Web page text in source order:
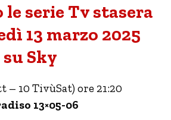
le serie Tv stasera
13 marzo 2025
Sky
– 10 TivùSat) ore 21:20
13×05-06